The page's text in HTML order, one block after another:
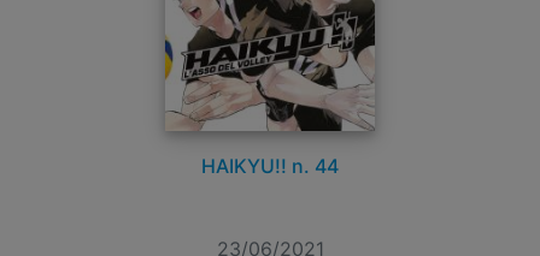
HAIKYU!! n. 44
23/06/2021